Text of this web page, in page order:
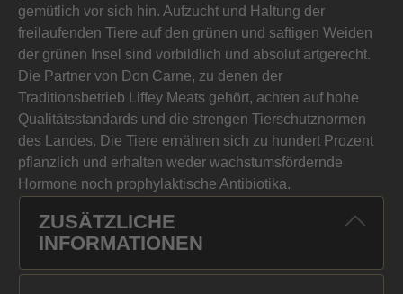
gemütlich vor sich hin. Aufzucht und Haltung der
freilaufenden Tiere auf den grünen und saftigen Weiden
der grünen Insel sind vorbildlich und absolut artgerecht.
Die Partner von Don Carne, zu denen der
Traditionsbetrieb Liffey Meats gehört, achten auf hohe
Qualitätsstandards und die strengen Tierschutznormen
des Landes. Die Tiere ernähren sich zu hundert Prozent
pflanzlich und erhalten weder wachstumsfördernde
Hormone noch prophylaktische Antibiotika.
ZUSÄTZLICHE
INFORMATIONEN